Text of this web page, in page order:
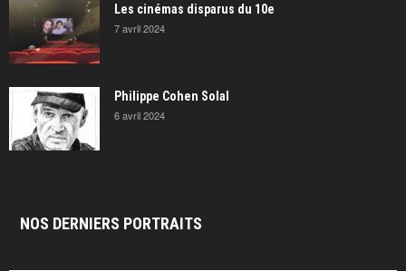
Les cinémas disparus du 10e
7 avril 2024
Philippe Cohen Solal
6 avril 2024
NOS DERNIERS PORTRAITS